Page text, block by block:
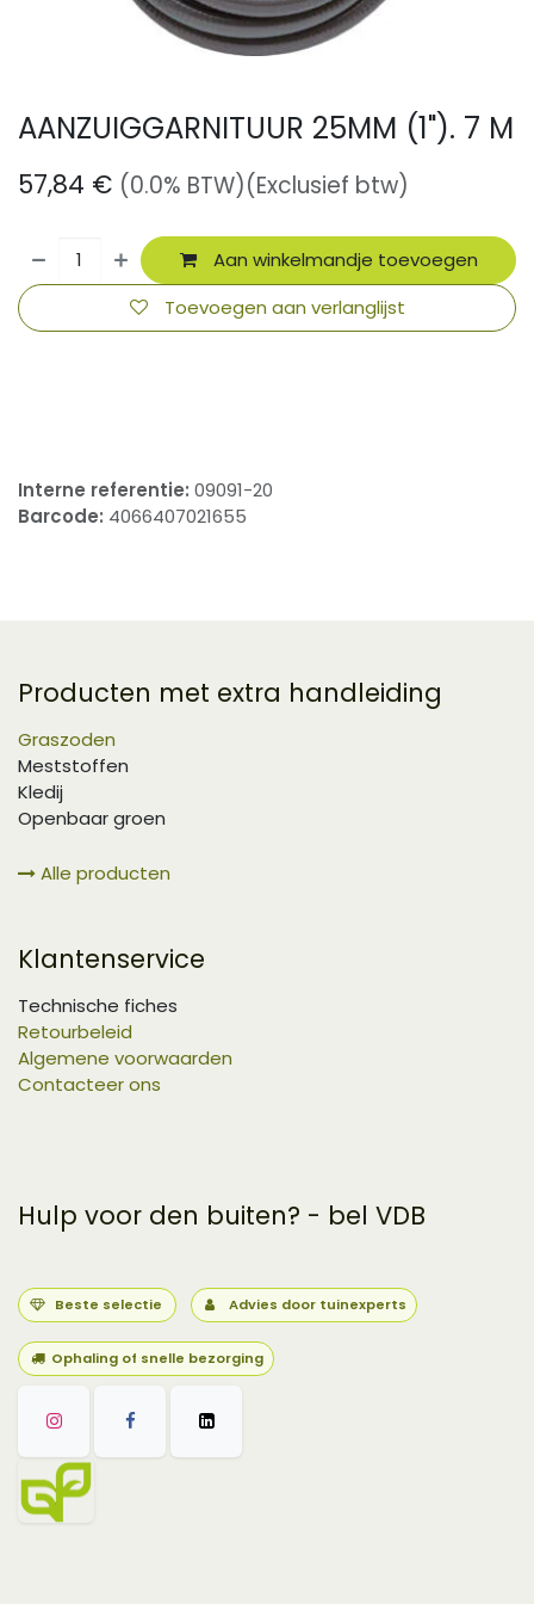
AANZUIGGARNITUUR 25MM (1"). 7 M
57,84 € (0.0% BTW)(Exclusief btw)
Aan winkelmandje toevoegen
Toevoegen aan verlanglijst
Interne referentie: 09091-20
Barcode: 4066407021655
Producten met extra handleiding
Graszoden
Meststoffen
Kledij
Openbaar groen
Alle producten
Klantenservice
Technische fiches
Retourbeleid
Algemene voorwaarden
Contacteer ons
Hulp voor den buiten? - bel VDB
Beste selectie Advies door tuinexperts
Ophaling of snelle bezorging